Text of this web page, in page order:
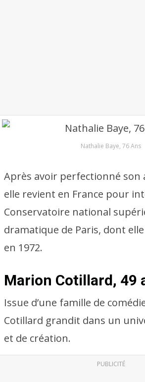
Nathalie Baye, 76 Ans
Après avoir perfectionné son
elle revient en France pour
Conservatoire national
dramatique de Paris, dont
en 1972.
Marion Cotillard, 49
Issue d’une famille de
Cotillard grandit dans un
et de création.
PUBLICITÉ